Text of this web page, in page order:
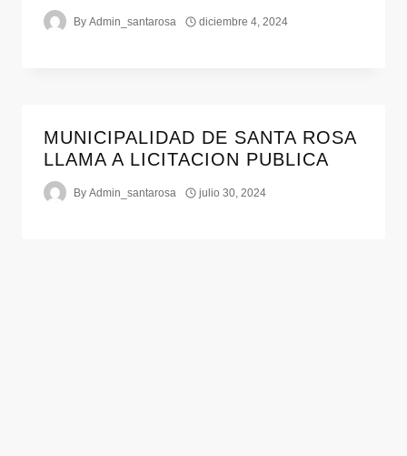
By Admin_santarosa diciembre 4, 2024
MUNICIPALIDAD DE SANTA ROSA
LLAMA A LICITACION PUBLICA
By Admin_santarosa julio 30, 2024